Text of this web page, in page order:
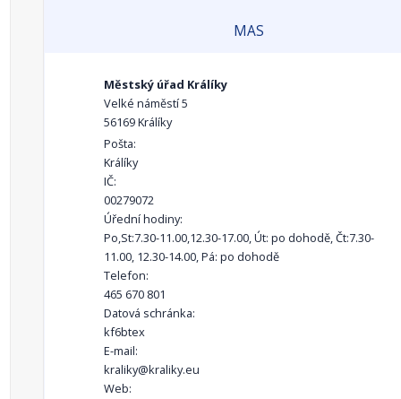
MAS
Městský úřad Králíky
Velké náměstí 5
56169 Králíky
Pošta:
Králíky
IČ:
00279072
Úřední hodiny:
Po,St:7.30-11.00,12.30-17.00, Út: po dohodě, Čt:7.30-
11.00, 12.30-14.00, Pá: po dohodě
Telefon:
465 670 801
Datová schránka:
kf6btex
E-mail:
kraliky@kraliky.eu
Web: